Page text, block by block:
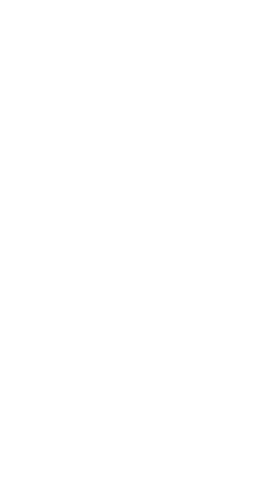
Christantus Uche,
perderá toda la
en los ligamentos de su
El centrocampista reconvertido
la capital, después de salir
una lesión que lo mantendrá un